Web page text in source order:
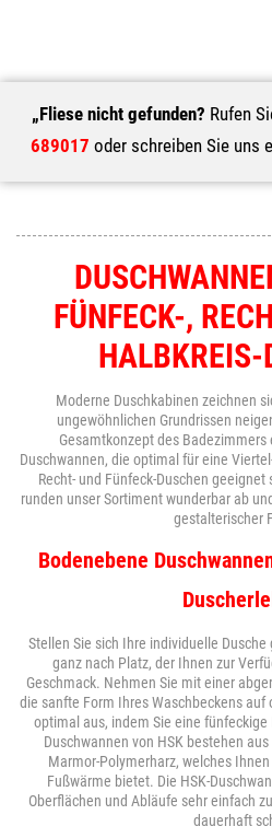
„Fliese nicht gefunden? Rufen
689017 oder schreiben Sie uns
FÜNFECK-,
HALBKREIS-
Moderne Duschkabinen zeichnen
ungewöhnlichen Grundrissen
Gesamtkonzept des
Duschwannen, die optimal für eine
Recht- und Fünfeck-Duschen
runden unser Sortiment wunderbar ab
gestalterischer
Bodenebene
Stellen Sie sich Ihre individuelle
ganz nach Platz, der Ihnen zur
Geschmack. Nehmen Sie mit einer
die sanfte Form Ihres Waschbeckens
optimal aus, indem Sie eine
Duschwannen von HSK bestehen
Marmor-Polymerharz, welches
Fußwärme bietet. Die HSK-
Oberflächen und Abläufe sehr einfach
dauerhaft